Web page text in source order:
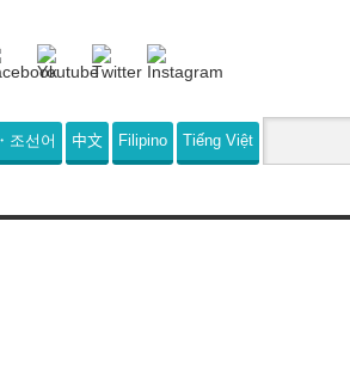
조선어 中文 Filipino Tiếng Việt